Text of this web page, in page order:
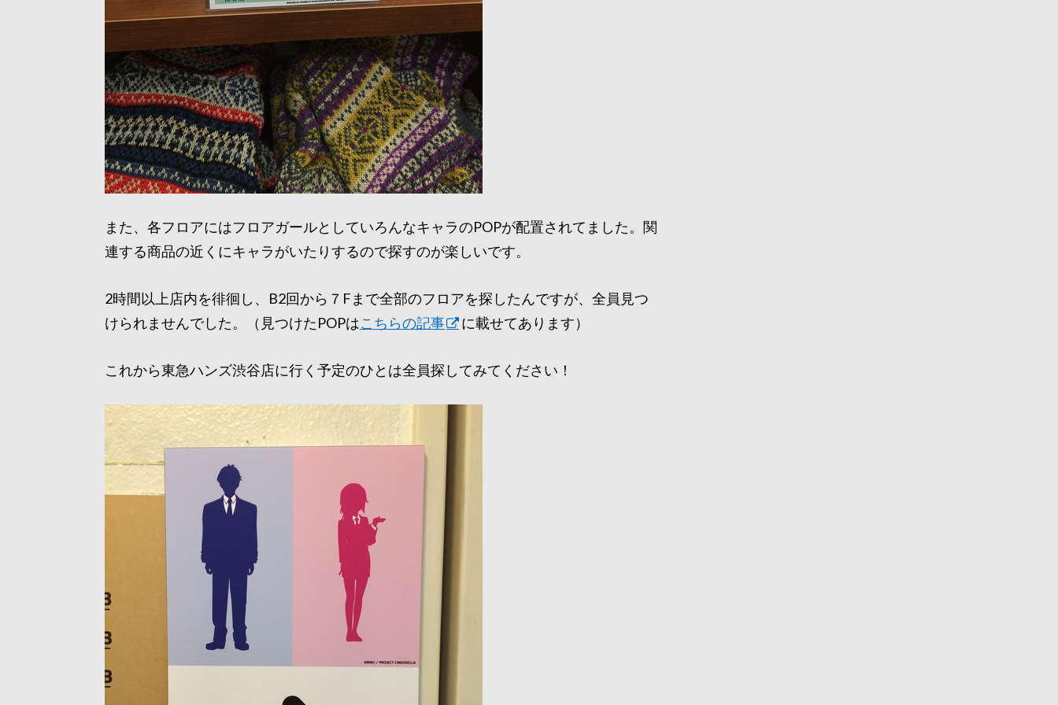
また、各フロアにはフロアガールとしていろんなキャラのPOPが配置されてました。関
連する商品の近くにキャラがいたりするので探すのが楽しいです。
2時間以上店内を徘徊し、B2回から７Fまで全部のフロアを探したんですが、全員見つ
けられませんでした。（見つけたPOPはこちらの記事 に載せてあります）
これから東急ハンズ渋谷店に行く予定のひとは全員探してみてください！